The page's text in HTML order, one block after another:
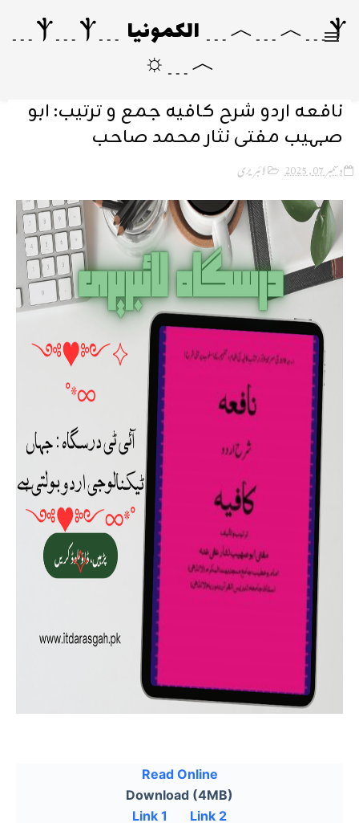
Ⲯ﹍︿﹍︿﹍ الکمونیا ﹍Ⲯ﹍Ⲯ﹍
︿﹍☼
نافعہ اردو شرح کافیہ جمع و ترتیب: ابو
صہیب مفتی نثار محمد صاحب
دسمبر 07, 2025 لائبریری
Read Online
Download (4MB)
Link 1
Link 2